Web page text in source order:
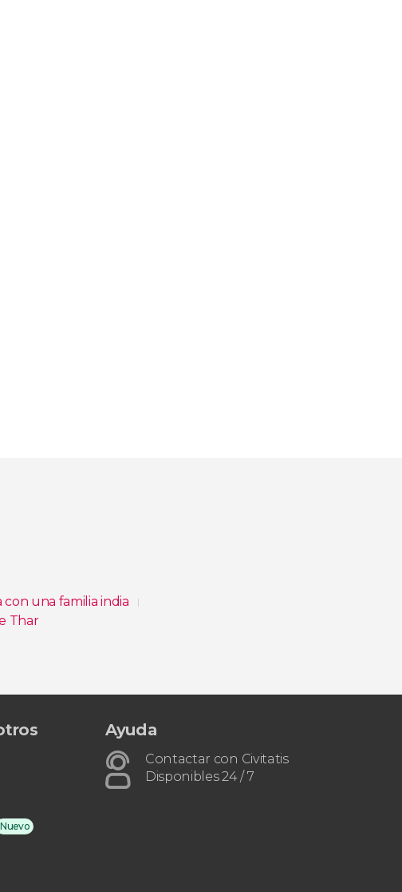
con una familia india
Thar
Nuevo
Ayuda
Contactar con Civitatis
Disponibles 24 / 7